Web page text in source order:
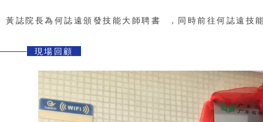
黃誌院長為何誌遠頒發技能大師聘書，同時前往何誌遠技
現場回顧